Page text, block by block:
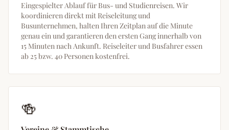
Eingespielter Ablauf für Bus- und Studienreisen. Wir
koordinieren direkt mit Reiseleitung und
Busunternehmen, halten Ihren Zeitplan auf die Minute
genau ein und garantieren den ersten Gang innerhalb von
15 Minuten nach Ankunft. Reiseleiter und Busfahrer essen
ab 25 bzw. 40 Personen kostenfrei.
🍻